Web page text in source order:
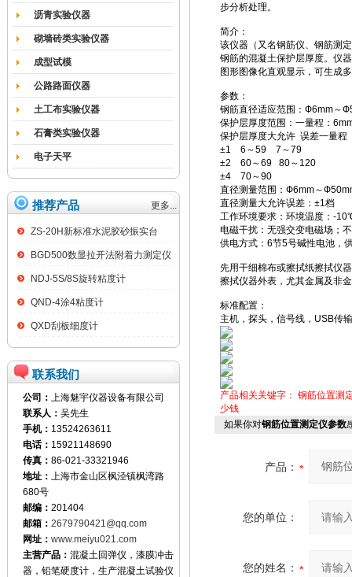
沥青实验仪器
砌墙砖类实验仪器
成型试模
公路路面仪器
土工布实验仪器
石膏类实验仪器
电子天平
推荐产品 更多...
ZS-20H新标准水泥胶砂振实台
BGD500数显拉开法附着力测定仪
NDJ-5S/8S旋转粘度计
QND-4涂4粘度计
QXD刮板细度计
联系我们
公司： 上海魅宇仪器设备有限公司
联系人： 吴先生
手机： 13524263611
电话： 15921148690
传真： 86-021-33321946
地址： 上海市金山区枫泾镇枫湾路
680号
邮编： 201404
邮箱： 2679790421@qq.com
网址： www.meiyu021.com
主营产品： 混凝土回弹仪，漆膜冲击
器，铅笔硬度计，生产混凝土试验仪
步分析处理。
简介：
该仪器（又名钢筋仪、钢筋测
钢筋的混凝土保护层厚度。仪
图形图像化直观显示，可生成
参数：
钢筋直径适应范围：Ф6mm～
保护层厚度范围：一量程：
保护层厚度大允许 误差一量程
±1 6～59 7～79
±2 60～69 80～120
±4 70～90
直径测量范围：Ф6mm～
直径测量大允许误差：±1档
工作环境要求：环境温度：-
电磁干扰：无强交变电磁场；
供电方式：6节5号碱性电池，
先用干细棉布或擦拭纸擦拭仪
擦拭仪器外表，尤其金属及非
标准配置：
主机，探头，信号线，USB传
产品相关关键字： 钢筋位置测
少钱
如果你对钢筋位置测定仪参数
产品：
您的单位：
您的姓名：